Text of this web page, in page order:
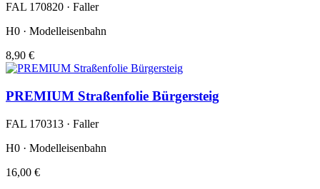
FAL 170820 · Faller
H0 · Modelleisenbahn
8,90 €
PREMIUM Straßenfolie Bürgersteig
FAL 170313 · Faller
H0 · Modelleisenbahn
16,00 €